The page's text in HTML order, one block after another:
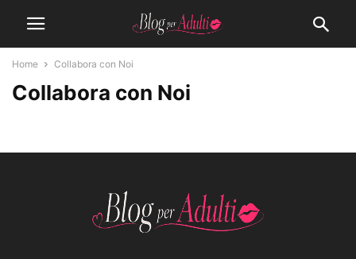
Home Collabora con Noi
Collabora con Noi